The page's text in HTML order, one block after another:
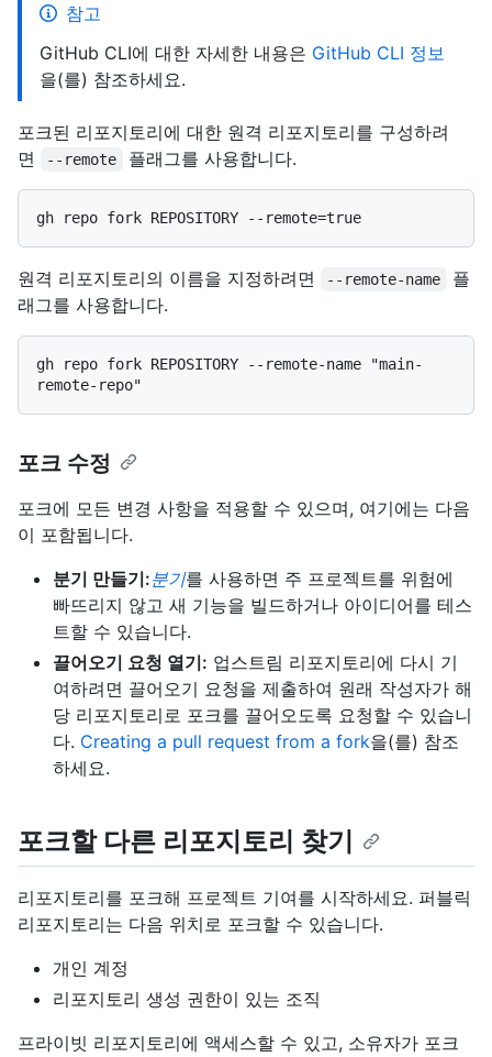
참고
GitHub CLI에 대한 자세한 내용은 GitHub CLI 정보
을(를) 참조하세요.
포크된 리포지토리에 대한 원격 리포지토리를 구성하려
면
--remote 플래그를 사용합니다.
원격 리포지토리의 이름을 지정하려면 --remote-name
플
래그를 사용합니다.
gh repo fork REPOSITORY --remote-name "main-
포크 수정
포크에 모든 변경 사항을 적용할 수 있으며, 여기에는 다음
이 포함됩니다.
분기 만들기:분기를 사용하면 주 프로젝트를 위험에
빠뜨리지 않고 새 기능을 빌드하거나 아이디어를 테스
트할 수 있습니다.
끌어오기 요청 열기: 업스트림 리포지토리에 다시 기
여하려면 끌어오기 요청을 제출하여 원래 작성자가 해
당 리포지토리로 포크를 끌어오도록 요청할 수 있습니
다. Creating a pull request from a fork을(를) 참조
하세요.
포크할 다른 리포지토리 찾기
리포지토리를 포크해 프로젝트 기여를 시작하세요. 퍼블릭
리포지토리는 다음 위치로 포크할 수 있습니다.
개인 계정
리포지토리 생성 권한이 있는 조직
프라이빗 리포지토리에 액세스할 수 있고, 소유자가 포크